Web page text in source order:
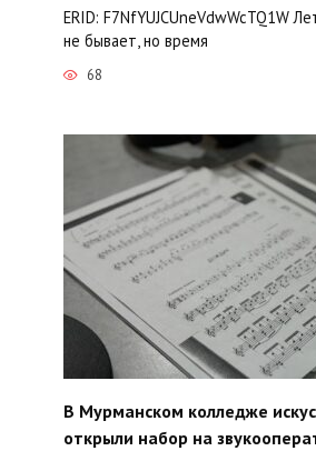
ERID: F7NfYUJCUneVdwWcTQ1W
не бывает, но время
68
В Мурманском колледже
открыли набор на